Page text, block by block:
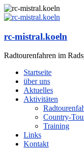
Zum
Inhalt
rc-mistral.koeln
Radtourenfahren im
Startseite
über uns
Aktuelles
Aktivitäten
Country-
Training
Links
Kontakt